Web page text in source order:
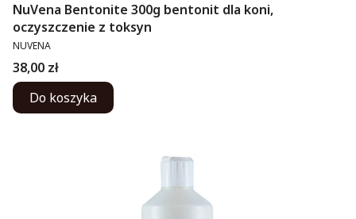
NuVena Bentonite 300g bentonit dla koni,
oczyszczenie z toksyn
PRODUCENT
NUVENA
Cena
38,00 zł
Do koszyka